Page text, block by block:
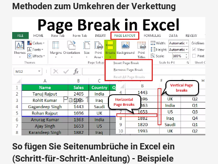
Methoden zum Umkehren der Verkettung
So fügen Sie Seitenumbrüche in Excel ein
(Schritt-für-Schritt-Anleitung) - Beispiele